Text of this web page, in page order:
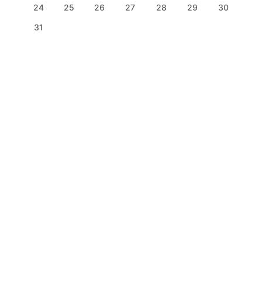
24
25 26 27 28 29
30
31